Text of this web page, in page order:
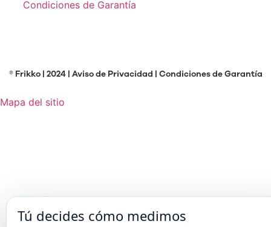
Condiciones de Garantía
® Frikko | 2024 | Aviso de Privacidad | Condiciones de Garantía
Mapa del sitio
Tú decides cómo medimos